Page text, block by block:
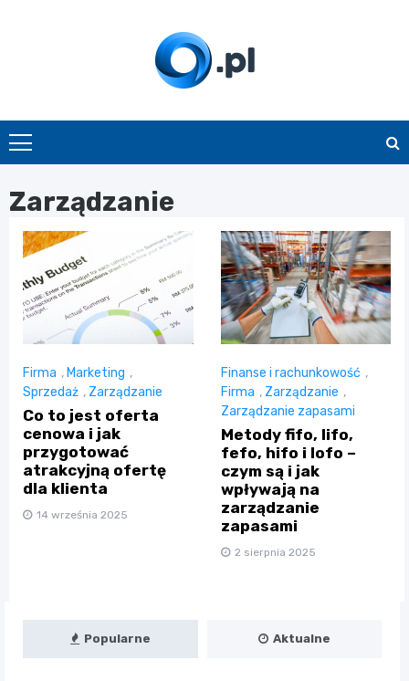
O.pl
Zarządzanie
Firma , Marketing ,
Sprzedaż , Zarządzanie
Co to jest oferta
cenowa i jak
przygotować
atrakcyjną ofertę
dla klienta
14 września 2025
Finanse i rachunkowość ,
Firma , Zarządzanie ,
Zarządzanie zapasami
Metody fifo, lifo,
fefo, hifo i lofo –
czym są i jak
wpływają na
zarządzanie
zapasami
2 sierpnia 2025
Popularne Aktualne